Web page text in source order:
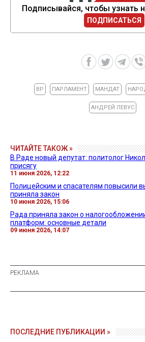
Подписывайся, чтобы узнать
ПОДПИСАТЬСЯ
ВР ПАРЛАМЕНТ МАНДАТ
АНДРЕЙ ЛЕВУС
ЧИТАЙТЕ ТАКОЖ »
В Раде новый депутат: политолог
присягу
11 июня 2026, 12:22
Полицейским и спасателям повысили
приняла закон
10 июня 2026, 15:06
Рада приняла закон о
платформ: основные детали
09 июня 2026, 14:07
ПОСЛЕДНИЕ ПУБЛИКАЦИИ »